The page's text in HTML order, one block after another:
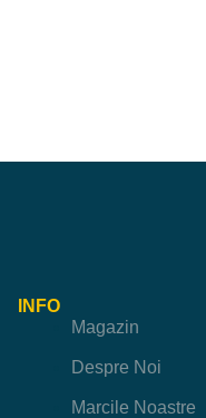
INFO
Magazin
Despre Noi
Marcile Noastre